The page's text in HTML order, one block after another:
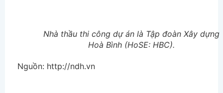
Nhà thầu thi công dự án là Tập đoàn Xây dựng
Hoà Bình (HoSE: HBC).
Nguồn: http://ndh.vn